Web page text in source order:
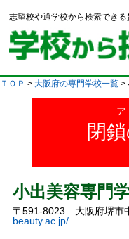
志望校や通学校から検索できる
ＴＯＰ > 大阪府の専門学校一覧 >
ア
閉
小出美容専門
〒591-8023 大阪府堺市
beauty.ac.jp/